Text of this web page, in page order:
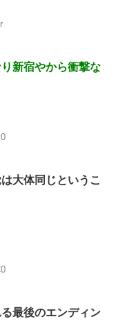
新宿やから衝撃な
大体同じというこ
最後のエンディン